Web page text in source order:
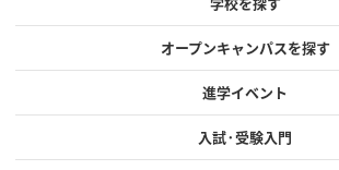
オープンキャンパスを探す
進学イベント
入試·受験入門